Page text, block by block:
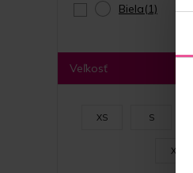
Biela(1)
Veľkosť
XS S
XL